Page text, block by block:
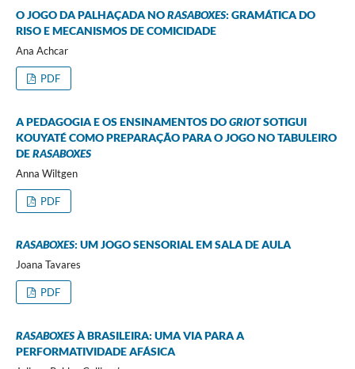
O JOGO DA PALHAÇADA NORASABOXES: GRAMÁTICA DO
RISO E MECANISMOS DE COMICIDADE
Ana Achcar
PDF
A PEDAGOGIA E OS ENSINAMENTOS DOGRIOTSOTIGUI
KOUYATÉ COMO PREPARAÇÃO PARA O JOGO NO TABULEIRO
DERASABOXES
Anna Wiltgen
PDF
RASABOXES: UM JOGO SENSORIAL EM SALA DE AULA
Joana Tavares
PDF
RASABOXESÀ BRASILEIRA: UMA VIA PARA A
PERFORMATIVIDADE AFÁSICA